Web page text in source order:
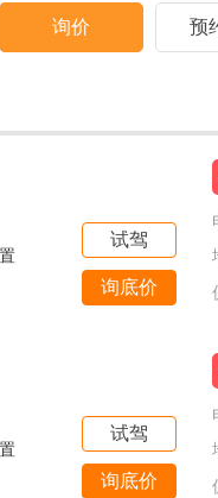
询价 预
试驾
询底价
试驾
询底价